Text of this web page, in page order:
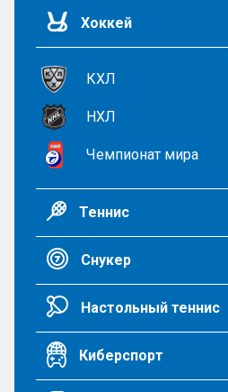
Хоккей
КХЛ
НХЛ
Чемпионат мира
Теннис
Снукер
Настольный теннис
Киберспорт